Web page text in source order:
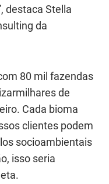
destaca Stella
da
80 mil fazendas
de
Cada bioma
clientes podem
socioambientais
isso seria